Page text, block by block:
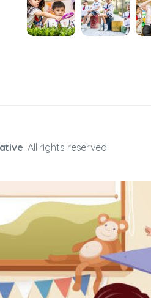
. All rights reserved.